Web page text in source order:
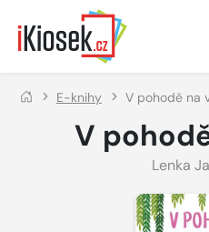
Přejít na hlavní obsah
E-knihy V pohodě na
V
Lenka